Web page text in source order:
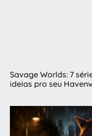
Savage Worlds: 7
ideias pro seu